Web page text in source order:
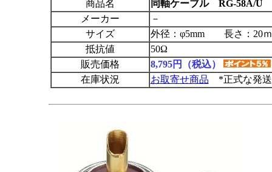
商品名
同軸ケーブル RG-58A/
メーカー
－
サイズ
外径：φ5mm 長さ：20
抵抗値
50Ω
販売価格
8,795円（税込）
在庫状況
お取寄せ商品 *正式な発送